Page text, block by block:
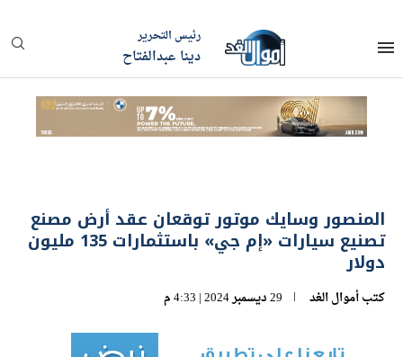
رئيس التحرير
دينا عبدالفتاح
المنصور وسايك موتور توقعان عقد أرض مصنع
تصنيع سيارات «إم جي» باستثمارات 135 مليون
دولار
كتبأموال الغد 29 ديسمبر 2024 | 4:33 م